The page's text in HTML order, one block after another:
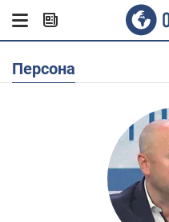
Персона